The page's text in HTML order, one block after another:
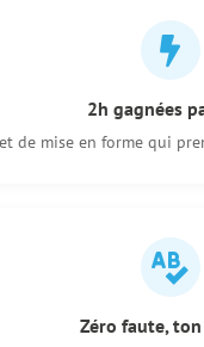
2h gagnées
de mise en forme qui
Zéro faute,